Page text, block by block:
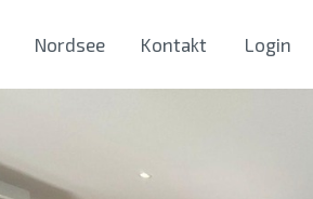
Nordsee Kontakt Login